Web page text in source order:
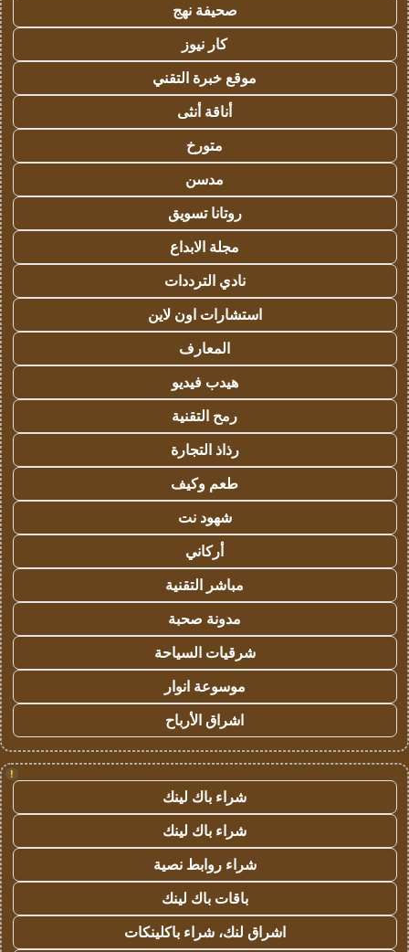
صحيفة نهج
كار نيوز
موقع خبرة التقني
أناقة أنثى
متورخ
مدسن
روتانا تسويق
مجلة الابداع
نادي الترددات
استشارات اون لاين
المعارف
هيدب فيديو
رمح التقنية
رذاذ التجارة
طعم وكيف
شهود نت
أركاني
مباشر التقنية
مدونة صحبة
شرقيات السياحة
موسوعة انوار
اشراق الأرباح
!
شراء باك لينك
شراء باك لينك
شراء روابط نصية
باقات باك لينك
اشراق لنك، شراء باكلينكات